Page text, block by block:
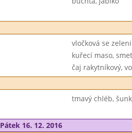
vločková se
kuřecí maso,
čaj rakytníkový,
tmavý chléb,
Pátek 16. 12. 2016